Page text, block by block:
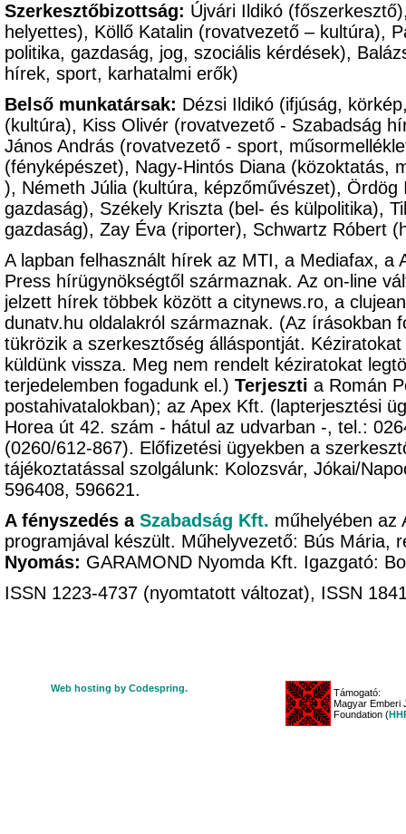
Szerkesztőbizottság: Újvári Ildikó
helyettes), Köllő Katalin (rovatvezető – kultúra),
politika, gazdaság, jog, szociális kérdések),
hírek, sport, karhatalmi erők)
Belső munkatársak: Dézsi Ildikó (ifjúság,
(kultúra), Kiss Olivér (rovatvezető - Szabadság
János András (rovatvezető - sport,
(fényképészet), Nagy-Hintós Diana (közoktatás,
), Németh Júlia (kultúra, képzőművészet),
gazdaság), Székely Kriszta (bel- és külpolitika),
gazdaság), Zay Éva (riporter), Schwartz Róbert
A lapban felhasznált hírek az MTI, a Mediafax, a
Press hírügynökségtől származnak. Az on-line
jelzett hírek többek között a citynews.ro, a
dunatv.hu oldalakról származnak. (Az írásokban
tükrözik a szerkesztőség álláspontját.
küldünk vissza. Meg nem rendelt kéziratokat
terjedelemben fogadunk el.) Terjeszti a Román
postahivatalokban); az Apex Kft. (lapterjesztési
Horea út 42. szám - hátul az udvarban -, tel.:
(0260/612-867). Előfizetési ügyekben a
tájékoztatással szolgálunk: Kolozsvár, Jókai/
596408, 596621.
A fényszedés a Szabadság Kft. műhelyében az
programjával készült. Műhelyvezető: Bús Mária,
Nyomás: GARAMOND Nyomda Kft. Igazgató:
ISSN 1223-4737 (nyomtatott változat), ISSN
Web hosting by Codespring.
Támogató:
Magyar Emberi
Foundation (